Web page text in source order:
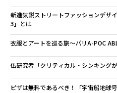
新進気鋭ストリートファッションデザ
3」とは
衣服とアートを巡る旅〜パリA-POC
仏研究者「クリティカル・シンキング
ピザは無料であるべき！「宇宙船地球